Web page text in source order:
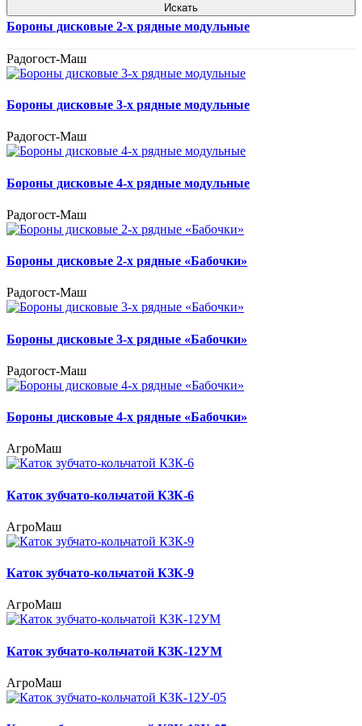
Искать
Бороны дисковые 2-х рядные модульные
Радогост-Маш
Бороны дисковые 3-х рядные модульные
Радогост-Маш
Бороны дисковые 4-х рядные модульные
Радогост-Маш
Бороны дисковые 2-х рядные «Бабочки»
Радогост-Маш
Бороны дисковые 3-х рядные «Бабочки»
Радогост-Маш
Бороны дисковые 4-х рядные «Бабочки»
АгроМаш
Каток зубчато-кольчатой КЗК-6
АгроМаш
Каток зубчато-кольчатой КЗК-9
АгроМаш
Каток зубчато-кольчатой КЗК-12УМ
АгроМаш